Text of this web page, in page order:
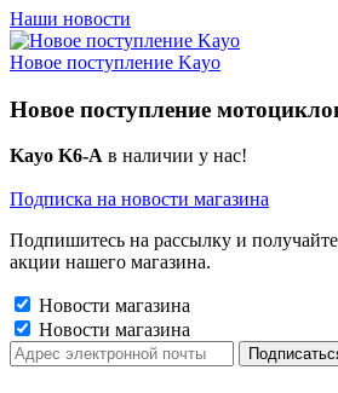
Наши новости
Новое поступление Kayo
Новое поступление
Kayo K6-A в наличии у нас!
Подписка на новости магазина
Подпишитесь на рассылку и
акции нашего магазина.
Новости магазина
Новости магазина